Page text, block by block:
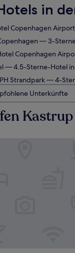
in
Copenhagen Airport
— 3-
Copenhagen
— 4.5-Sterne-Hotel in
Strandpark— 4-
Unterkünfte